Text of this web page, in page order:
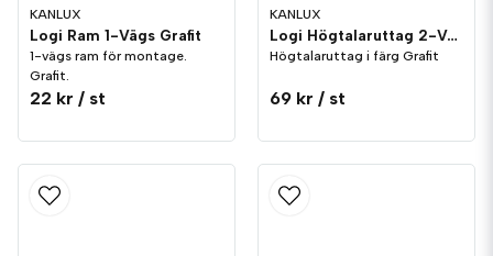
KANLUX
Logi Ram 1-Vägs Grafit
1-vägs ram för montage.
Grafit.
22 kr / st
KANLUX
Logi Högtalaruttag 2-Vägs Grafit
Högtalaruttag i färg Grafit
69 kr / st